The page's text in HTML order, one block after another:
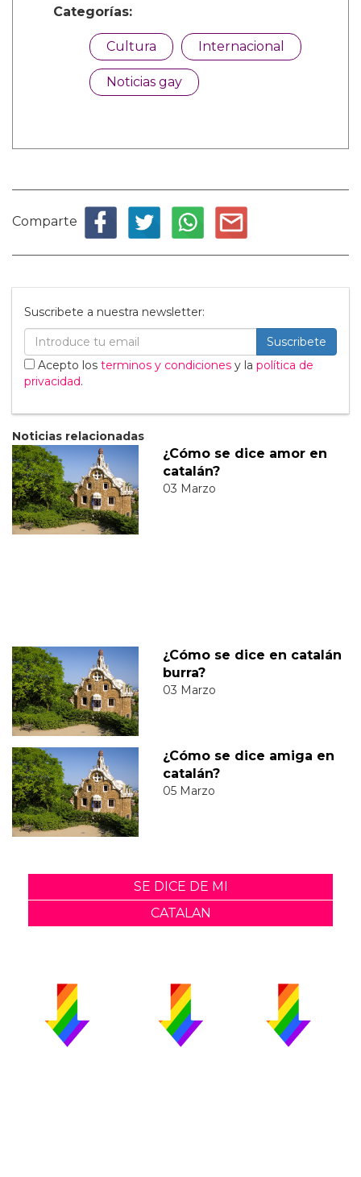
Categorías:
Cultura Internacional
Noticias gay
Comparte
Suscribete a nuestra newsletter:
Suscribete
Acepto los terminos y condiciones y la política de
privacidad.
Noticias relacionadas
¿Cómo se dice amor en
catalán?
03 Marzo
¿Cómo se dice en catalán
burra?
03 Marzo
¿Cómo se dice amiga en
catalán?
05 Marzo
SE DICE DE MI
CATALAN